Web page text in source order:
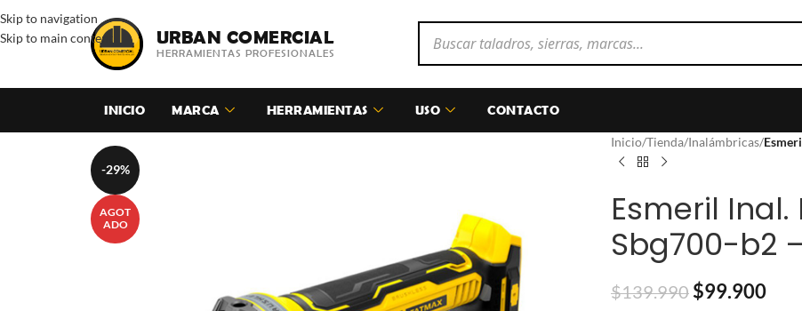
Skip to navigation
Skip to main content
URBAN COMERCIAL
HERRAMIENTAS PROFESIONALES
INICIO MARCA HERRAMIENTAS USO CONTACTO
-29%
AGOT
ADO
Inicio/Tienda/Inalámbricas/
Esmeril
Sbg700-b2
$139.990 $99.900